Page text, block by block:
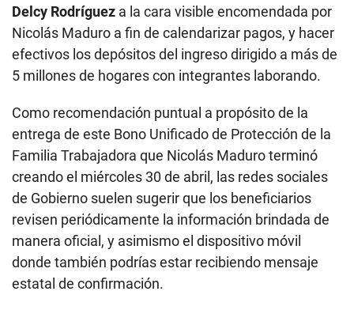
Delcy Rodríguez a la cara visible encomendada por
Nicolás Maduro a fin de calendarizar pagos, y hacer
efectivos los depósitos del ingreso dirigido a más de
5 millones de hogares con integrantes laborando.
Como recomendación puntual a propósito de la
entrega de este Bono Unificado de Protección de la
Familia Trabajadora que Nicolás Maduro terminó
creando el miércoles 30 de abril, las redes sociales
de Gobierno suelen sugerir que los beneficiarios
revisen periódicamente la información brindada de
manera oficial, y asimismo el dispositivo móvil
donde también podrías estar recibiendo mensaje
estatal de confirmación.